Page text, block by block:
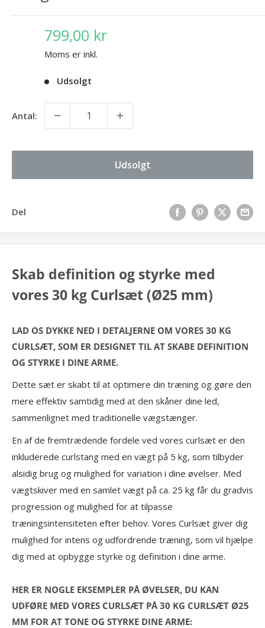
799,00 kr
Moms er inkl.
Udsolgt
Antal:
Udsolgt
Del
Skab definition og styrke med
vores 30 kg Curlsæt (Ø25 mm)
LAD OS DYKKE NED I DETALJERNE OM VORES 30 KG
CURLSÆT, SOM ER DESIGNET TIL AT SKABE DEFINITION
OG STYRKE I DINE ARME.
Dette sæt er skabt til at optimere din træning og gøre den
mere effektiv samtidig med at den skåner dine led,
sammenlignet med traditionelle vægstænger.
En af de fremtrædende fordele ved vores curlsæt er den
inkluderede curlstang med en vægt på 5 kg, som tilbyder
alsidig brug og mulighed for variation i dine øvelser. Med
vægtskiver med en samlet vægt på ca. 25 kg får du gradvis
progression og mulighed for at tilpasse
træningsintensiteten efter behov. Vores Curlsæt giver dig
mulighed for intens og udfordrende træning, som vil hjælpe
dig med at opbygge styrke og definition i dine arme.
HER ER NOGLE EKSEMPLER PÅ ØVELSER, DU KAN
UDFØRE MED VORES CURLSÆT PÅ 30 KG CURLSÆT Ø25
MM FOR AT TONE OG STYRKE DINE ARME: